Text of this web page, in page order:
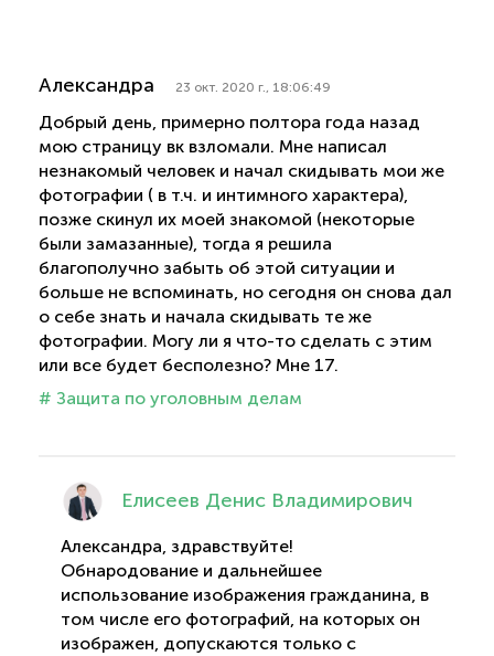
Александра 23 окт. 2020 г., 18:06:49
Добрый день, примерно полтора года назад
мою страницу вк взломали. Мне написал
незнакомый человек и начал скидывать мои же
фотографии ( в т.ч. и интимного характера),
позже скинул их моей знакомой (некоторые
были замазанные), тогда я решила
благополучно забыть об этой ситуации и
больше не вспоминать, но сегодня он снова дал
о себе знать и начала скидывать те же
фотографии. Могу ли я что-то сделать с этим
или все будет бесполезно? Мне 17.
# Защита по уголовным делам
Елисеев Денис Владимирович
Александра, здравствуйте!
Обнародование и дальнейшее
использование изображения гражданина, в
том числе его фотографий, на которых он
изображен, допускаются только с